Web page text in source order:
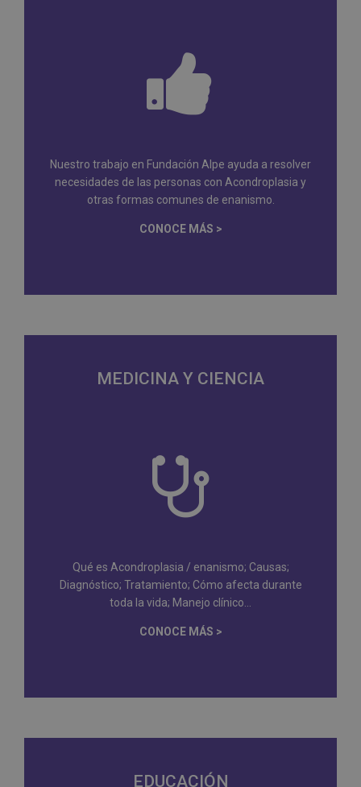
Nuestro trabajo en Fundación Alpe ayuda a resolver
necesidades de las personas con Acondroplasia y
otras formas comunes de enanismo.
CONOCE MÁS >
MEDICINA Y CIENCIA
Qué es Acondroplasia / enanismo; Causas;
Diagnóstico; Tratamiento; Cómo afecta durante
toda la vida; Manejo clínico...
CONOCE MÁS >
EDUCACIÓN